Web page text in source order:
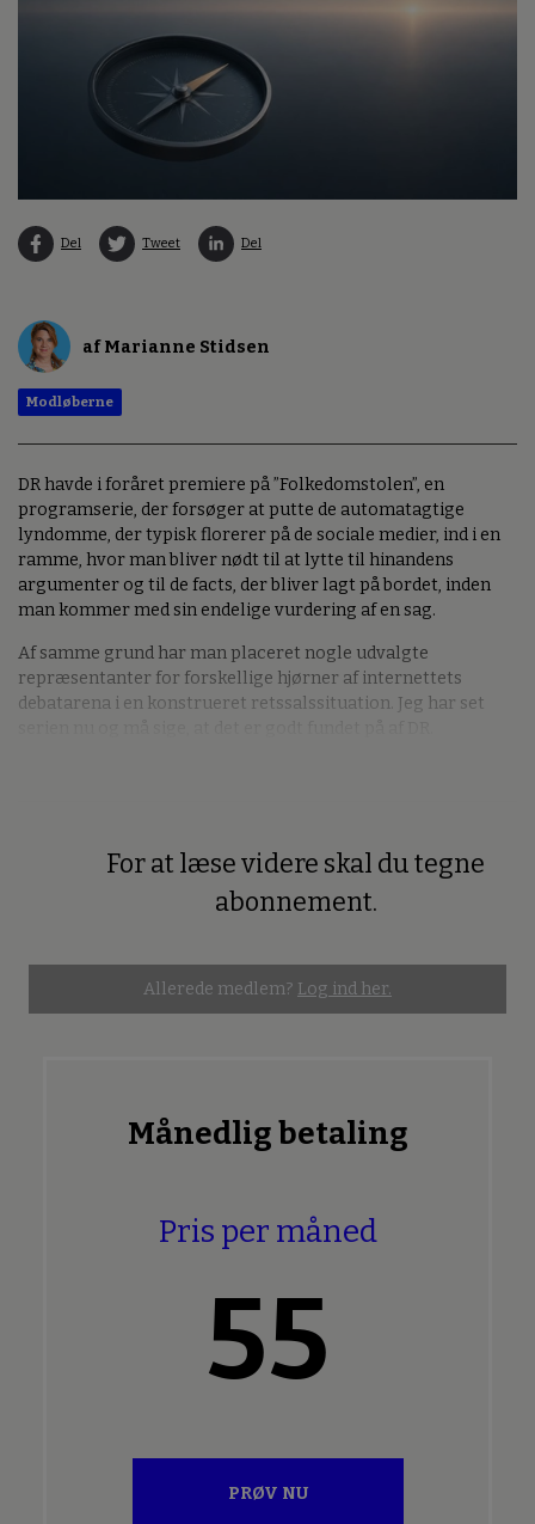
Del Tweet Del
af Marianne Stidsen
Modløberne
DR havde i foråret premiere på ”Folkedomstolen”, en
programserie, der forsøger at putte de automatagtige
lyndomme, der typisk florerer på de sociale medier, ind i en
ramme, hvor man bliver nødt til at lytte til hinandens
argumenter og til de facts, der bliver lagt på bordet, inden
man kommer med sin endelige vurdering af en sag.
Af samme grund har man placeret nogle udvalgte
repræsentanter for forskellige hjørner af internettets
debatarena i en konstrueret retssalssituation. Jeg har set
For at læse videre skal du tegne
abonnement.
Allerede medlem? Log ind her.
Månedlig betaling
Pris per måned
55
PRØV NU